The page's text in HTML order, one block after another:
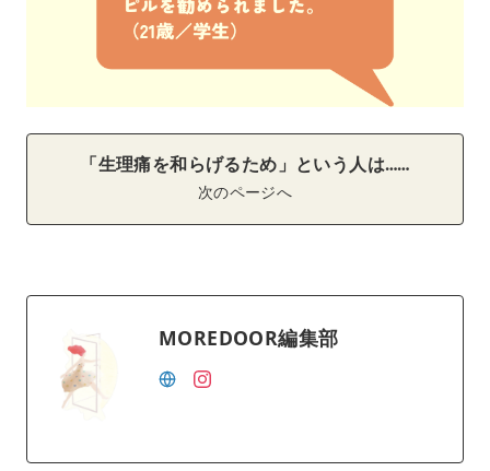
「生理痛を和らげるため」という人は……
次のページへ
MOREDOOR編集部